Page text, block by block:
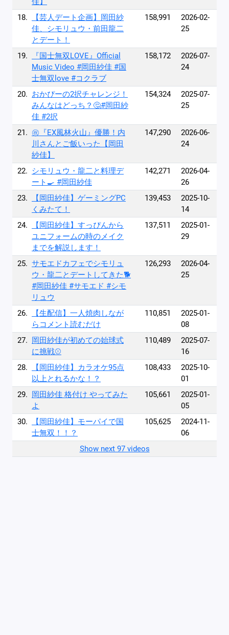
18.
【芸人デート企画】岡田紗
佳、シモリュウ・前田龍二
とデート！
158,991
2026-02-
25
19.
『国士無双LOVE』Official
Music Video #岡田紗佳 #国
士無双love #コクラブ
158,172
2026-07-
24
20. おかぴーの2択チャレンジ！
みんなはどっち？🤔#岡田紗
佳 #2択
154,324
2025-07-
25
21. ㊗️『EX風林火山』優勝！内
川さんとご飯いった【岡田
紗佳】
147,290
2026-06-
24
22. シモリュウ・龍二と料理デ
ート🍳 #岡田紗佳
142,271
2026-04-
26
23.
【岡田紗佳】ゲーミングPC
くみたて！
139,453
2025-10-
14
24.
【岡田紗佳】すっぴんから
ユニフォームの時のメイク
までを解説します！
137,511
2025-01-
29
25. サモエドカフェでシモリュ
ウ・龍二とデートしてきた🐕
#岡田紗佳 #サモエド #シモ
リュウ
126,293
2026-04-
25
26.
【生配信】一人焼肉しなが
らコメント読むだけ
110,851
2025-01-
08
27. 岡田紗佳が初めての始球式
に挑戦⚾️
110,489
2025-07-
16
28.
【岡田紗佳】カラオケ95点
以上とれるかな！？
108,433
2025-10-
01
29. 岡田紗佳 格付け やってみた
よ
105,661
2025-01-
05
30.
【岡田紗佳】モーパイで国
士無双！！？
105,625
2024-11-
06
Show next 97 videos